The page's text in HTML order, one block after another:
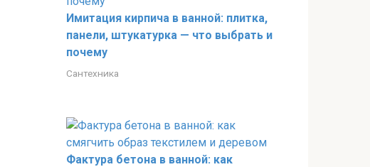
Имитация кирпича в ванной: плитка,
панели, штукатурка — что выбрать и
почему
Сантехника
Фактура бетона в ванной: как